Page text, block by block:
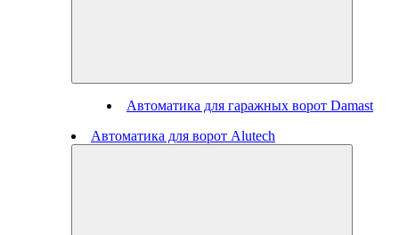
Автоматика для гаражных ворот Damast
Автоматика для ворот Alutech